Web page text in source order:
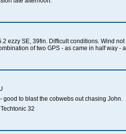
ezzy SE, 39fin. Difficult conditions. Wind
of two GPS - as came in half way -
good to blast the cobwebs out chasing John.
32